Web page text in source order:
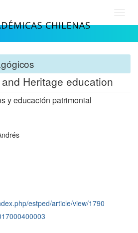
Heritage education
y educación patrimonial
estped/article/view/1790